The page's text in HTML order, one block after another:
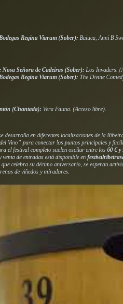
Regina Viarum (Sober): Baiuca, Anni B
Señora de Cadeiras (Sober): Los Invaders.
Regina Viarum (Sober): The Divine
(Chantada): Vera Fauna. (Acceso libre).
desarrolla en diferentes localizaciones de la
Vino” para conectar los puntos principales y
el festival completo suelen oscilar entre los60 € y
de entradas está disponible en
celebra su décimo aniversario, se esperan
de viñedos y miradores.